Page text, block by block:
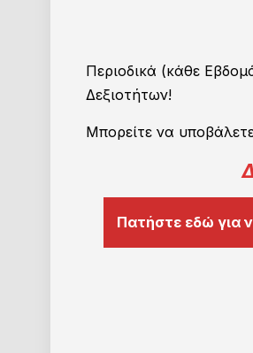
Περιοδικά (κάθε
Δεξιοτήτων!
Μπορείτε να
Πατήστε εδώ για